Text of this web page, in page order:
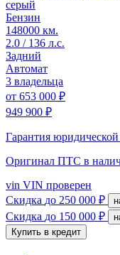
серый
Бензин
148000 км.
2.0 / 136 л.с.
Задний
Автомат
3 владельца
от 653 000 ₽
949 900 ₽
Гарантия
Оригинал ПТС в
vin VIN проверен
Скидка до 250 000 ₽
Скидка до 150 000 ₽
Купить в кредит